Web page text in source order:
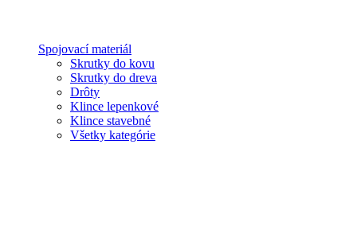
Spojovací materiál
Skrutky do kovu
Skrutky do dreva
Drôty
Klince lepenkové
Klince stavebné
Všetky kategórie